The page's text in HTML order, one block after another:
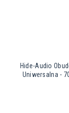
Hide-Audio
Uniwersalna -